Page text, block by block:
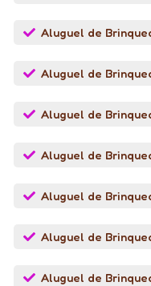
Aluguel de
Aluguel de
Aluguel de
Aluguel de
Aluguel de
Aluguel de
Aluguel de